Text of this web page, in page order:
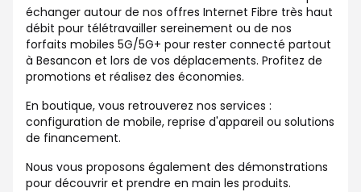
échanger autour de nos offres Internet Fibre très haut
débit pour télétravailler sereinement ou de nos
forfaits mobiles 5G/5G+ pour rester connecté partout
à Besancon et lors de vos déplacements. Profitez de
promotions et réalisez des économies.
En boutique, vous retrouverez nos services :
configuration de mobile, reprise d'appareil ou solutions
de financement.
Nous vous proposons également des démonstrations
pour découvrir et prendre en main les produits.